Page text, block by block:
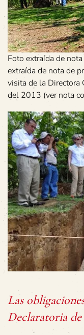
Foto extraída de
extraída de nota de
visita de la Directora
del 2013 (ver nota
Las
Declaratoria